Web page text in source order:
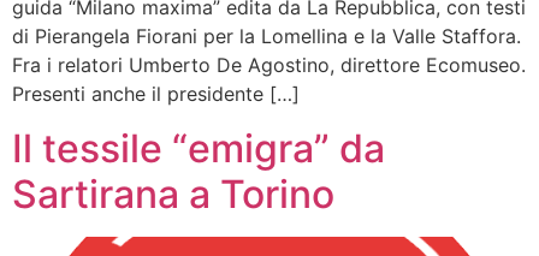
guida “Milano maxima” edita da La Repubblica, con testi
di Pierangela Fiorani per la Lomellina e la Valle Staffora.
Fra i relatori Umberto De Agostino, direttore Ecomuseo.
Presenti anche il presidente […]
Il tessile “emigra” da
Sartirana a Torino